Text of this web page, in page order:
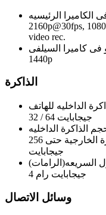
الكاميرا الرئيسيه
2160p@30fps,
video rec.
فى كاميرا السيلفى
1440p
الذاكرة
الداخليه للهاتف
32 / 64 جيجابايت
الذاكرة الداخليه
يدعم امكانية تركيب كارت للذاكرة الخارجية حتى 256
جيجابايت
السريعه(الرامات)
4 جيجابايت رام
وسائل الاتصال